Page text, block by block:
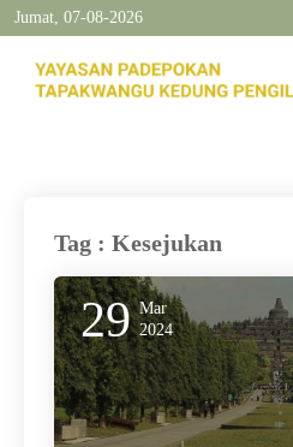
Jumat, 07-08-2026
Tag : Kesejukan
29 Mar
2024